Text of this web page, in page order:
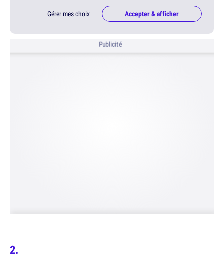
Gérer mes choix Accepter & afficher
Publicité